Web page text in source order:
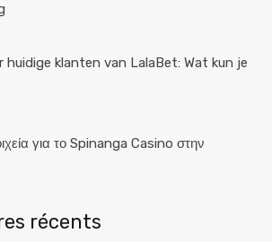
huidige klanten van LalaBet: Wat kun je
για το Spinanga Casino στην
récents